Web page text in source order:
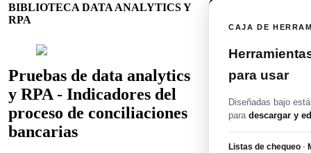
BIBLIOTECA DATA ANALYTICS Y
RPA
Pruebas de data analytics
y RPA - Indicadores del
proceso de conciliaciones
bancarias
CAJA DE
para usar
Diseñadas bajo
paradescargar y
Listas de chequeo ·